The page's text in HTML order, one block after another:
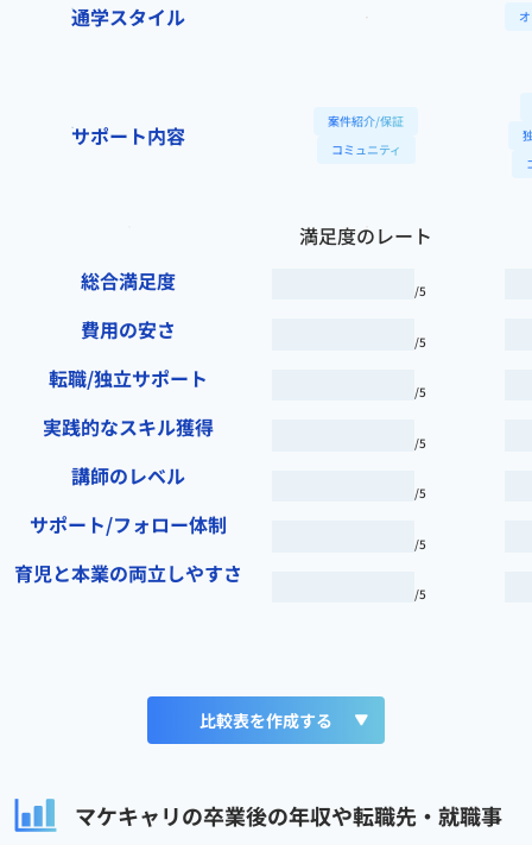
通学スタイル
サポート内容
案件紹介/保証
コミュニティ
総合満足度
費用の安さ
転職/独立サポート
実践的なスキル獲得
講師のレベル
サポート/フォロー体制
育児と本業の両立しやすさ
満足度のレート
/5
/5
/5
/5
/5
/5
/5
比較表を作成する
マケキャリの卒業後の年収や転職先・就職事